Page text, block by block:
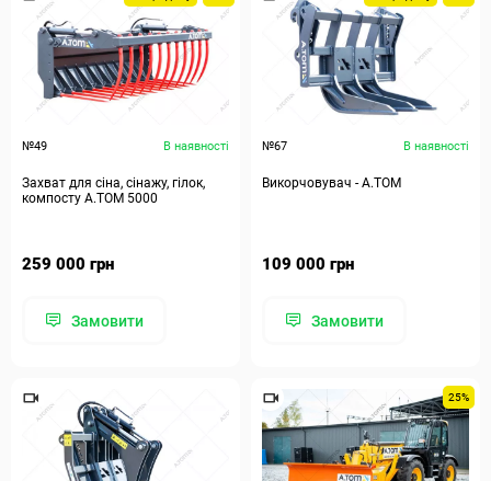
№49 В наявності
Захват для сіна, сінажу, гілок,
компосту А.ТОМ 5000
259 000 грн
Замовити
№67 В наявності
Викорчовувач - А.ТОМ
109 000 грн
Замовити
25%